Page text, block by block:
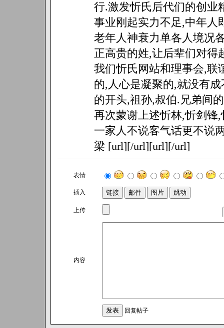
行.激发忻氏后代们的创业
事业刚起实力不足,中年人
老年人神衰力单各人境况
正高贵的姓,让后辈们对得
我们忻氏网站和理事会,联
的,人心是凝聚的,就没有
的开头,祖孙,叔伯.兄弟间
再次蒙谢上述忻林,忻剑锋
一家人不说客气话更不说
梁 [url][/url][url][/url]
表情
插入
上传
内容
回复帖子